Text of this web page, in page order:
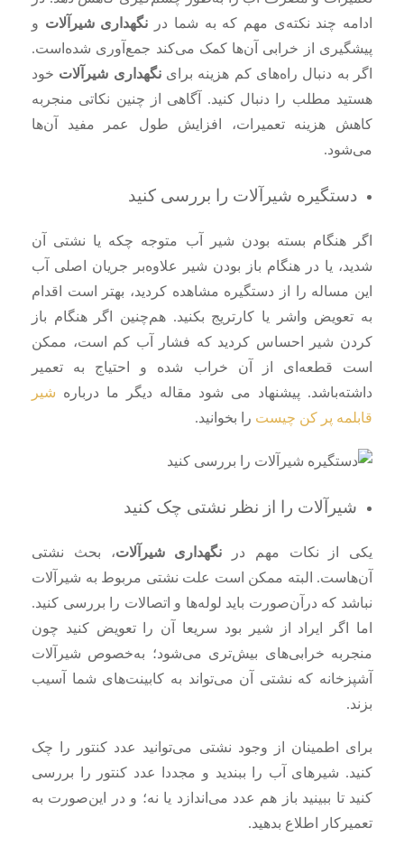
ادامه چند نکته‌ی مهم که به شما در نگهداری شیرآلات و
پیشگیری از خرابی آن‌ها کمک می‌کند جمع‌آوری شده‌است.
اگر به دنبال راه‌های کم هزینه براینگهداری شیرآلات خود
هستید مطلب را دنبال کنید. آگاهی از چنین نکاتی منجربه
کاهش هزینه‌ تعمیرات، افزایش طول عمر مفید آن‌ها
می‌شود.
دستگیره شیرآلات را بررسی کنید
اگر هنگام بسته بودن شیر آب متوجه چکه یا نشتی آن
شدید، یا در هنگام باز بودن شیر علاوه‌بر جریان اصلی آب
این مساله را از دستگیره مشاهده کردید، بهتر است اقدام
به تعویض واشر یا کارتریج بکنید. هم‌چنین اگر هنگام باز
کردن شیر احساس کردید که فشار آب کم است، ممکن
است قطعه‌ای از آن خراب شده و احتیاج به تعمیر
داشته‌باشد. پیشنهاد می شود مقاله دیگر ما درباره شیر
قابلمه پر کن چیست را بخوانید.
شیرآلات را از نظر نشتی چک کنید
یکی از نکات مهم در نگهداری شیرآلات، بحث نشتی
آن‌هاست. البته ممکن است علت نشتی مربوط به شیرآلات
نباشد که درآن‌صورت باید لوله‌ها و اتصالات را بررسی کنید.
اما اگر ایراد از شیر بود سریعا آن را تعویض کنید چون
منجربه خرابی‌های بیش‌تری می‌شود‌؛ به‌خصوص شیرآلات
آشپزخانه که نشتی آن می‌تواند به کابینت‌های شما آسیب
بزند.
برای اطمینان از وجود نشتی می‌توانید عدد کنتور را چک
کنید. شیرهای آب را ببندید و مجددا عدد کنتور را بررسی
کنید تا ببینید باز هم عدد می‌اندازد یا نه؛ و در این‌صورت به
تعمیرکار اطلاع بدهید.